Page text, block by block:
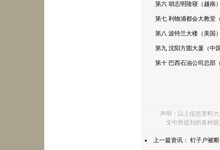
第六 胡志明陵寝（越南
第七 利物浦都会大教堂
第八 波特兰大楼（美国
第九 沈阳方圆大厦（中
第十 巴西石油公司总部
声明：以上信息资料
文中所提到的各种
上一篇资讯： 钉子户被